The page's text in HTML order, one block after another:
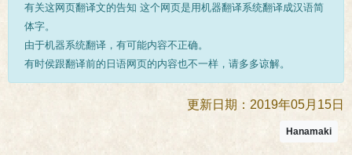
有关这网页翻译文的告知 这个网页是用机器翻译系统翻译成汉语简
体字。
由于机器系统翻译，有可能内容不正确。
有时侯跟翻译前的日语网页的内容也不一样，请多多谅解。
更新日期：2019年05月15日
Hanamaki